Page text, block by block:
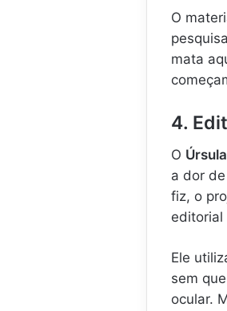
O
mata
4.
O Úrsula
a dor
fiz, o
editorial
Ele
sem
ocular.